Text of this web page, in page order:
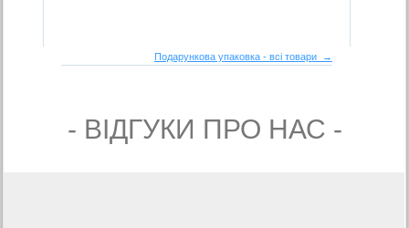
Подарункова упаковка - всі товари →
- ВIДГУКИ ПРО НАС -